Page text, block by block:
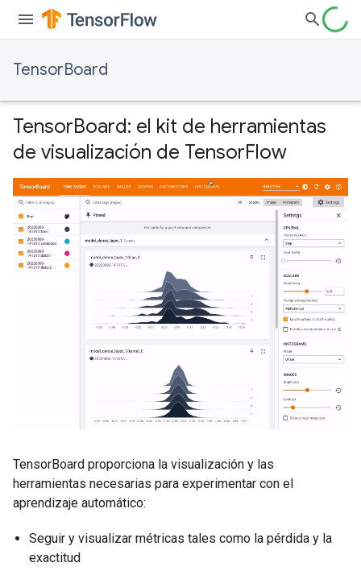
TensorBoard
TensorBoard: el kit de herramientas
de visualización de TensorFlow
TensorBoard proporciona la visualización y las
herramientas necesarias para experimentar con el
aprendizaje automático:
Seguir y visualizar métricas tales como la pérdida y la
exactitud